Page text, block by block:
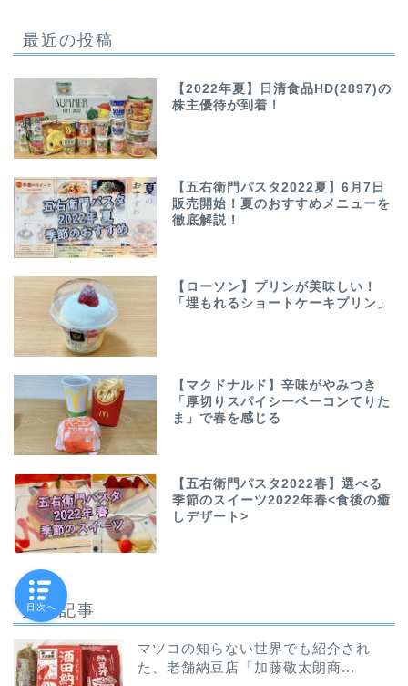
最近の投稿
【2022年夏】日清食品HD(2897)の
株主優待が到着！
【五右衛門パスタ2022夏】6月7日
販売開始！夏のおすすめメニューを
徹底解説！
【ローソン】プリンが美味しい！
「埋もれるショートケーキプリン」
【マクドナルド】辛味がやみつき
「厚切りスパイシーベーコンてりた
ま」で春を感じる
【五右衛門パスタ2022春】選べる
季節のスイーツ2022年春<食後の癒
しデザート>
人気記事
マツコの知らない世界でも紹介され
た、老舗納豆店「加藤敬太朗商...
目次へ